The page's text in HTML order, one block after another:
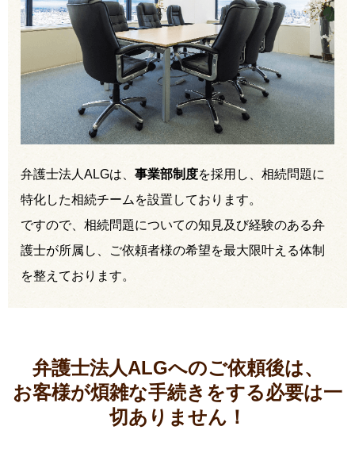
弁護士法人ALGは、 事業部制度を採用し、相続問題に
特化した相続チームを設置しております。
ですので、相続問題についての知見及び経験のある弁
護士が所属し、ご依頼者様の希望を最大限叶える体制
を整えております。
弁護士法人ALGへのご依頼後は、
お客様が煩雑な手続きをする必要は一
切ありません！